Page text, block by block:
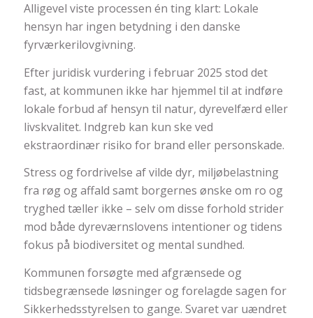
Alligevel viste processen én ting klart: Lokale
hensyn har ingen betydning i den danske
fyrværkerilovgivning.
Efter juridisk vurdering i februar 2025 stod det
fast, at kommunen ikke har hjemmel til at indføre
lokale forbud af hensyn til natur, dyrevelfærd eller
livskvalitet. Indgreb kan kun ske ved
ekstraordinær risiko for brand eller personskade.
Stress og fordrivelse af vilde dyr, miljøbelastning
fra røg og affald samt borgernes ønske om ro og
tryghed tæller ikke – selv om disse forhold strider
mod både dyreværnslovens intentioner og tidens
fokus på biodiversitet og mental sundhed.
Kommunen forsøgte med afgrænsede og
tidsbegrænsede løsninger og forelagde sagen for
Sikkerhedsstyrelsen to gange. Svaret var uændret